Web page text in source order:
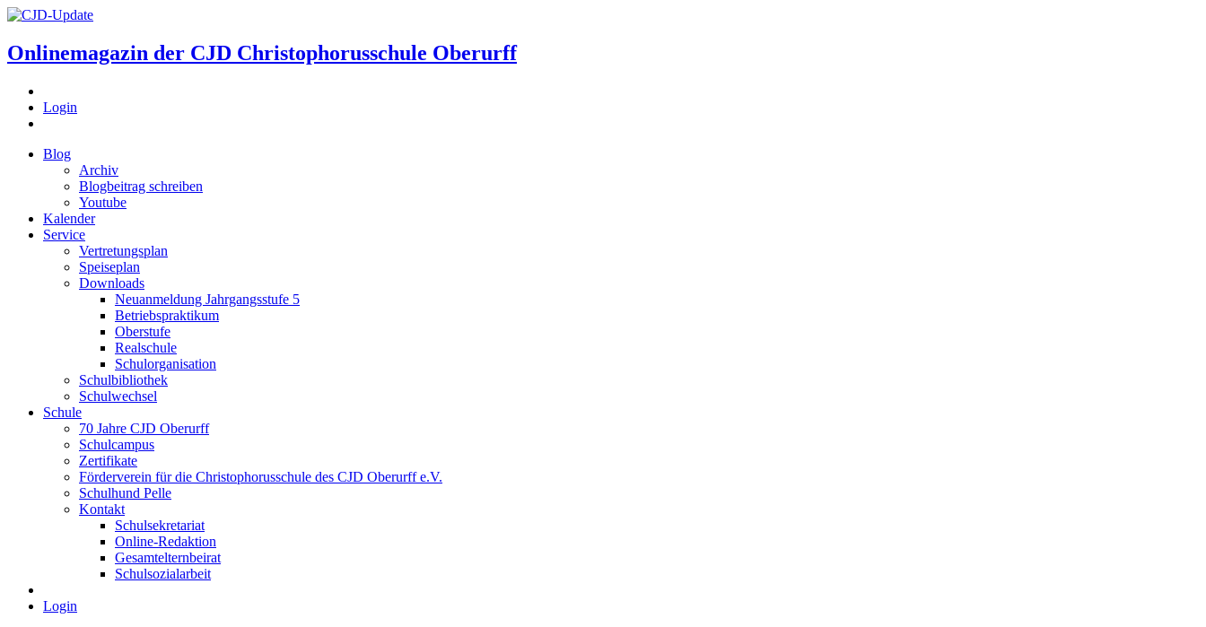
Onlinemagazin der CJD Christophorusschule Oberurff
Login
Blog
Archiv
Blogbeitrag schreiben
Youtube
Kalender
Service
Vertretungsplan
Speiseplan
Downloads
Neuanmeldung Jahrgangsstufe 5
Betriebspraktikum
Oberstufe
Realschule
Schulorganisation
Schulbibliothek
Schulwechsel
Schule
70 Jahre CJD Oberurff
Schulcampus
Zertifikate
Förderverein für die Christophorusschule des CJD Oberurff e.V.
Schulhund Pelle
Kontakt
Schulsekretariat
Online-Redaktion
Gesamtelternbeirat
Schulsozialarbeit
Login